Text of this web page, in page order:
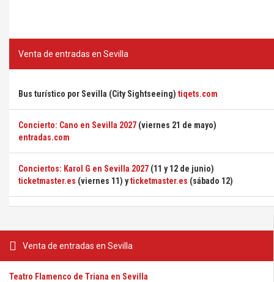
Venta de entradas en Sevilla
Teatro Flamenco de Triana en Sevilla
Venta de entradas en Sevilla
Bus turístico por Sevilla (City Sightseeing) tiqets.com
Concierto: Cano en Sevilla 2027 (viernes 21 de mayo)
entradas.com
Conciertos: Karol G en Sevilla 2027 (11 y 12 de junio)
ticketmaster.es (viernes 11) yticketmaster.es (sábado 12)